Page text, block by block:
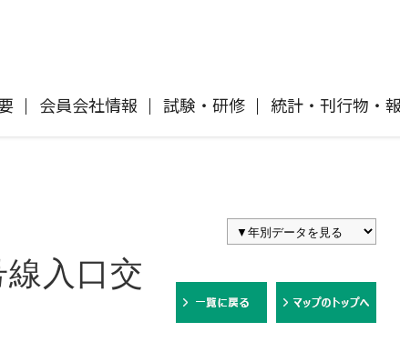
会員会社情報 試験・研修 統計・刊行物・
風水雪災等による損害を補償する損害
交通事故医療研究助成
に 損害保険ご利用にあたっての注意点
入口交